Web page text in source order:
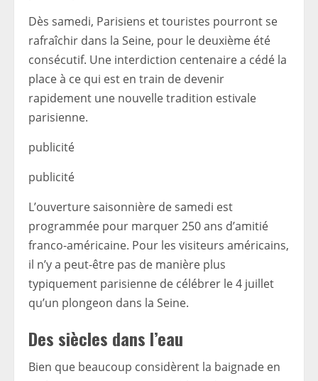
Dès samedi, Parisiens et touristes pourront se
rafraîchir dans la Seine, pour le deuxième été
consécutif. Une interdiction centenaire a cédé la
place à ce qui est en train de devenir
rapidement une nouvelle tradition estivale
parisienne.
publicité
publicité
L’ouverture saisonnière de samedi est
programmée pour marquer 250 ans d’amitié
franco-américaine. Pour les visiteurs américains,
il n’y a peut-être pas de manière plus
typiquement parisienne de célébrer le 4 juillet
qu’un plongeon dans la Seine.
Des siècles dans l’eau
Bien que beaucoup considèrent la baignade en